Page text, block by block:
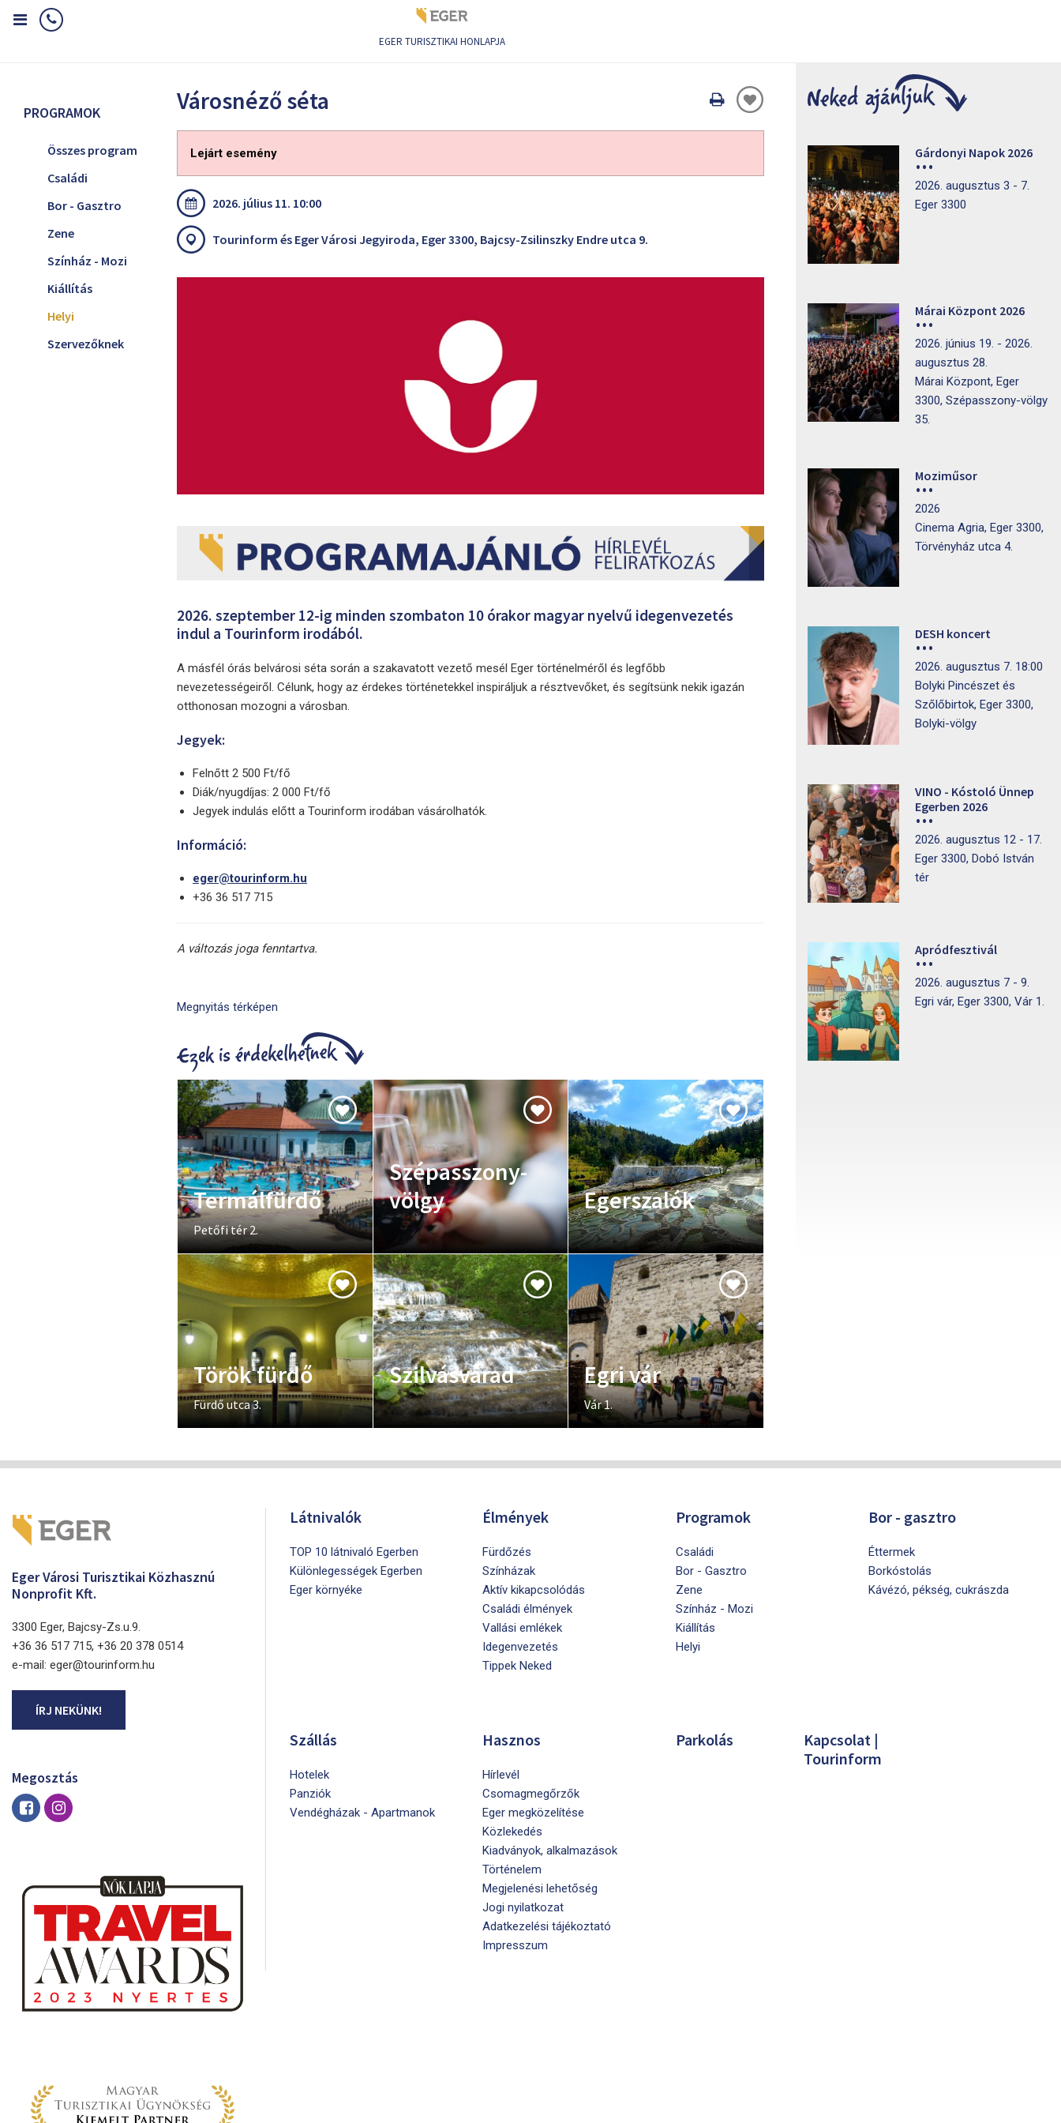
EGER TURISZTIKAI HONLAPJA
PROGRAMOK
Összes program
Családi
Bor - Gasztro
Zene
Színház - Mozi
Kiállítás
Helyi
Szervezőknek
Városnéző séta
Oldal
Lejárt esemény
2026. július 11. 10:00
Tourinform és Eger Városi Jegyiroda, Eger 3300, Bajcsy-Zsilinszky Endre utca 9.
2026. szeptember 12-ig minden szombaton 10 órakor magyar nyelvű idegenvezetés
indul a Tourinform irodából.
A másfél órás belvárosi séta során a szakavatott vezető mesél Eger történelméről és legfőbb
nevezetességeiről. Célunk, hogy az érdekes történetekkel inspiráljuk a résztvevőket, és segítsünk nekik igazán
otthonosan mozogni a városban.
Jegyek:
Felnőtt 2 500 Ft/fő
Diák/nyugdíjas: 2 000 Ft/fő
Jegyek indulás előtt a Tourinform irodában vásárolhatók.
Információ:
eger@tourinform.hu
+36 36 517 715
A változás joga fenntartva.
Megnyitás térképen
Termálfürdő
Petőfi tér 2.
Szépasszony-
völgy
Egerszalók
Török fürdő
Fürdő utca 3.
Szilvásvárad Egri vár
Vár 1.
Gárdonyi Napok 2026
2026. augusztus 3 - 7.
Eger 3300
Márai Központ 2026
2026. június 19. - 2026.
augusztus 28.
Márai Központ, Eger
3300, Szépasszony-völgy
35.
Moziműsor
2026
Cinema Agria, Eger 3300,
Törvényház utca 4.
DESH koncert
2026. augusztus 7. 18:00
Bolyki Pincészet és
Szőlőbirtok, Eger 3300,
Bolyki-völgy
VINO - Kóstoló Ünnep
Egerben 2026
2026. augusztus 12 - 17.
Eger 3300, Dobó István
tér
Apródfesztivál
2026. augusztus 7 - 9.
Egri vár, Eger 3300, Vár 1.
Eger Városi Turisztikai Közhasznú
Nonprofit Kft.
3300 Eger, Bajcsy-Zs.u.9.
+36 36 517 715, +36 20 378 0514
e-mail: eger@tourinform.hu
ÍRJ NEKÜNK!
Megosztás
Látnivalók
TOP 10 látnivaló Egerben
Különlegességek Egerben
Eger környéke
Élmények
Fürdőzés
Színházak
Aktív kikapcsolódás
Családi élmények
Vallási emlékek
Idegenvezetés
Tippek Neked
Programok
Családi
Bor - Gasztro
Zene
Színház - Mozi
Kiállítás
Helyi
Bor - gasztro
Éttermek
Borkóstolás
Kávézó, pékség, cukrászda
Szállás
Hotelek
Panziók
Vendégházak - Apartmanok
Hasznos
Hírlevél
Csomagmegőrzők
Eger megközelítése
Közlekedés
Kiadványok, alkalmazások
Történelem
Megjelenési lehetőség
Jogi nyilatkozat
Adatkezelési tájékoztató
Impresszum
Parkolás
Kapcsolat |
Tourinform